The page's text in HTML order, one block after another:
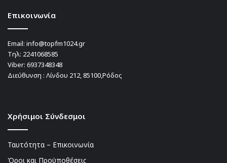
Επικοινωνία
Email: info@topfm1024.gr
Τηλ: 2241068585
Viber: 6937348348
Διεύθυνση : Λίνδου 212, 85100,Ρόδος
Χρήσιμοι Σύνδεσμοι
Ταυτότητα – Επικοινωνία
Όροι και Προϋποθέσεις